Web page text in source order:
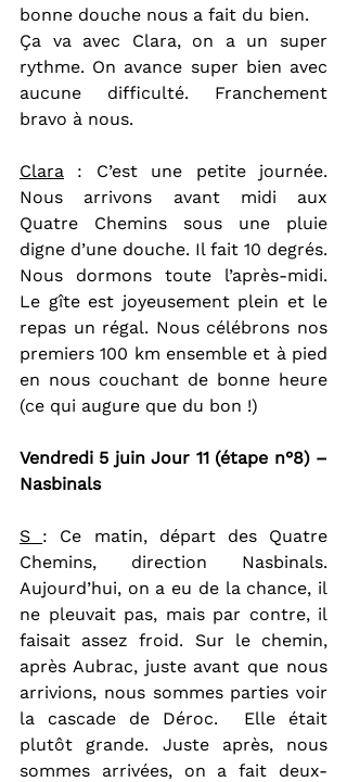
bonne douche nous a fait du bien.
Ça va avec Clara, on a un super
rythme. On avance super bien avec
aucune difficulté. Franchement
bravo à nous.
Clara : C’est une petite journée.
Nous arrivons avant midi aux
Quatre Chemins sous une pluie
digne d’une douche. Il fait 10 degrés.
Nous dormons toute l’après-midi.
Le gîte est joyeusement plein et le
repas un régal. Nous célébrons nos
premiers 100 km ensemble et à pied
en nous couchant de bonne heure
(ce qui augure que du bon !)
Vendredi 5 juin Jour 11 (étape n°8) –
Nasbinals
S : Ce matin, départ des Quatre
Chemins, direction Nasbinals.
Aujourd’hui, on a eu de la chance, il
ne pleuvait pas, mais par contre, il
faisait assez froid. Sur le chemin,
après Aubrac, juste avant que nous
arrivions, nous sommes parties voir
la cascade de Déroc.  Elle était
plutôt grande. Juste après, nous
sommes arrivées, on a fait deux-